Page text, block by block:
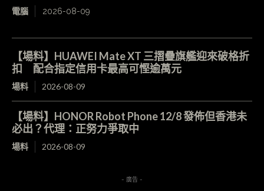
電腦 2026-08-09
【場料】HUAWEI Mate XT 三摺疊旗艦迎來破格折
扣 配合指定信用卡最高可慳逾萬元
場料 2026-08-09
【場料】HONOR Robot Phone 12/8 發佈但香港未
必出？代理：正努力爭取中
場料 2026-08-09
- 廣告 -